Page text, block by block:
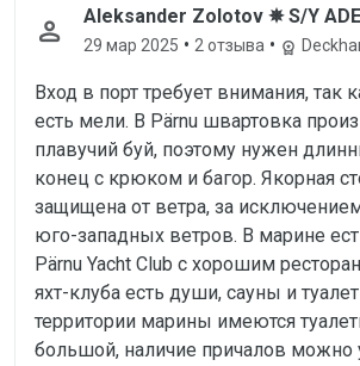
Отзыв от Aleksander
person Aleksander Zolotov ✵ S/Y
29 мар 2025 • 2 отзыва • workspace_premium
Вход в порт требует внимания, так
есть мели. В Pärnu швартовка
плавучий буй, поэтому нужен
конец с крюком и багор. Якорная
защищена от ветра, за
юго-западных ветров. В марине
Pärnu Yacht Club с хорошим
яхт-клуба есть души, сауны и
территории марины имеются
большой, наличие причалов можно